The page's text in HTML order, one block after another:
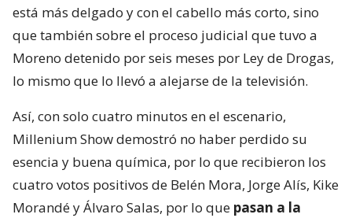
está más delgado y con el cabello más corto, sino
que también sobre el proceso judicial que tuvo a
Moreno detenido por seis meses por Ley de Drogas,
lo mismo que lo llevó a alejarse de la televisión.
Así, con solo cuatro minutos en el escenario,
Millenium Show demostró no haber perdido su
esencia y buena química, por lo que recibieron los
cuatro votos positivos de Belén Mora, Jorge Alís, Kike
Morandé y Álvaro Salas, por lo que pasan a la